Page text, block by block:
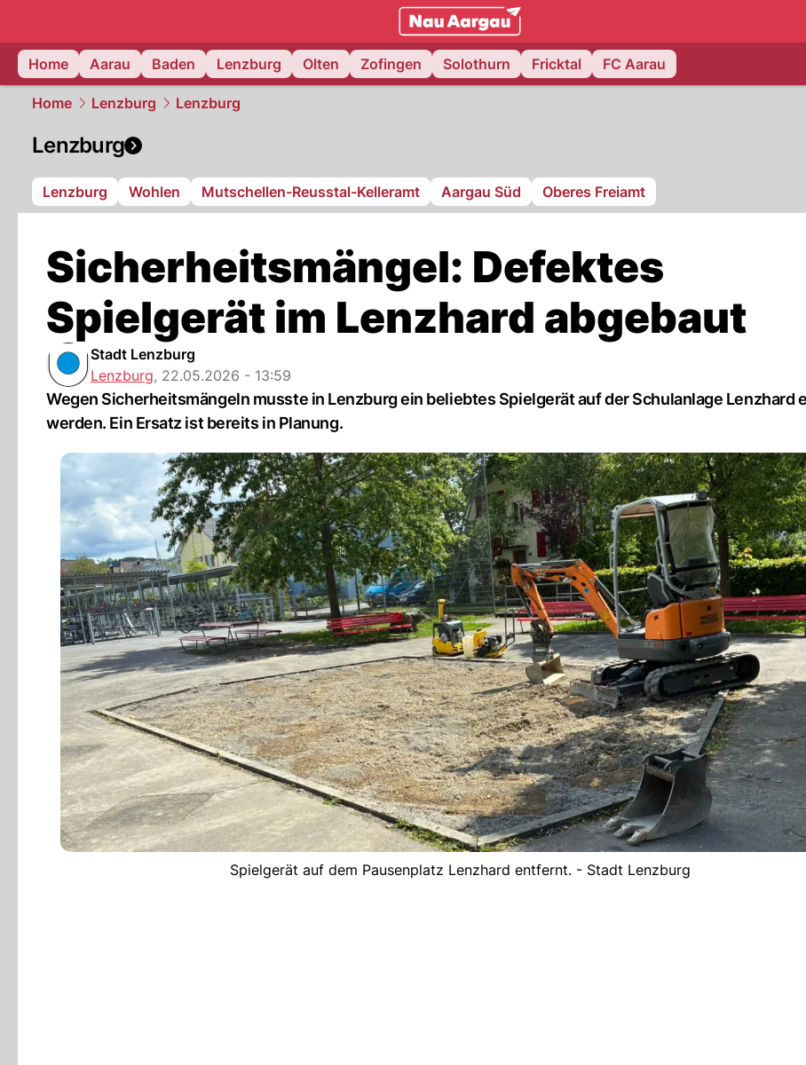
mittelland.NAU.ch
Home
Aarau Baden Lenzburg Olten Zofingen Solothurn Fricktal FC Aarau
Home Lenzburg Lenzburg
Lenzburg
Lenzburg Wohlen Mutschellen-Reusstal-Kelleramt Aargau Süd Oberes Freiamt
Sicherheitsmängel: Defektes
Spielgerät im Lenzhard abgebaut
Stadt Lenzburg
Lenzburg, 22.05.2026 - 13:59
Wegen Sicherheitsmängeln musste in Lenzburg ein beliebtes Spielgerät auf der Schulanlage Lenzhard
werden. Ein Ersatz ist bereits in Planung.
Spielgerät auf dem Pausenplatz Lenzhard entfernt. - Stadt Lenzburg